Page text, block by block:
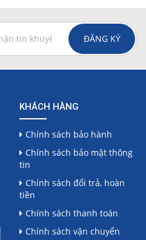
ĐĂNG KÝ
KHÁCH HÀNG
Chính sách bảo hành
Chính sách bảo mật thông
tin
Chính sách đổi trả, hoàn
tiền
Chính sách thanh toán
Chính sách vận chuyển